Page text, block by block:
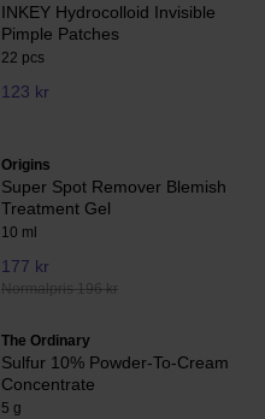
INKEY Hydrocolloid Invisible
Pimple Patches
22 pcs
123 kr
Origins
Super Spot Remover Blemish
Treatment Gel
10 ml
177 kr
Normalpris 196 kr
The Ordinary
Sulfur 10% Powder-To-Cream
Concentrate
5 g